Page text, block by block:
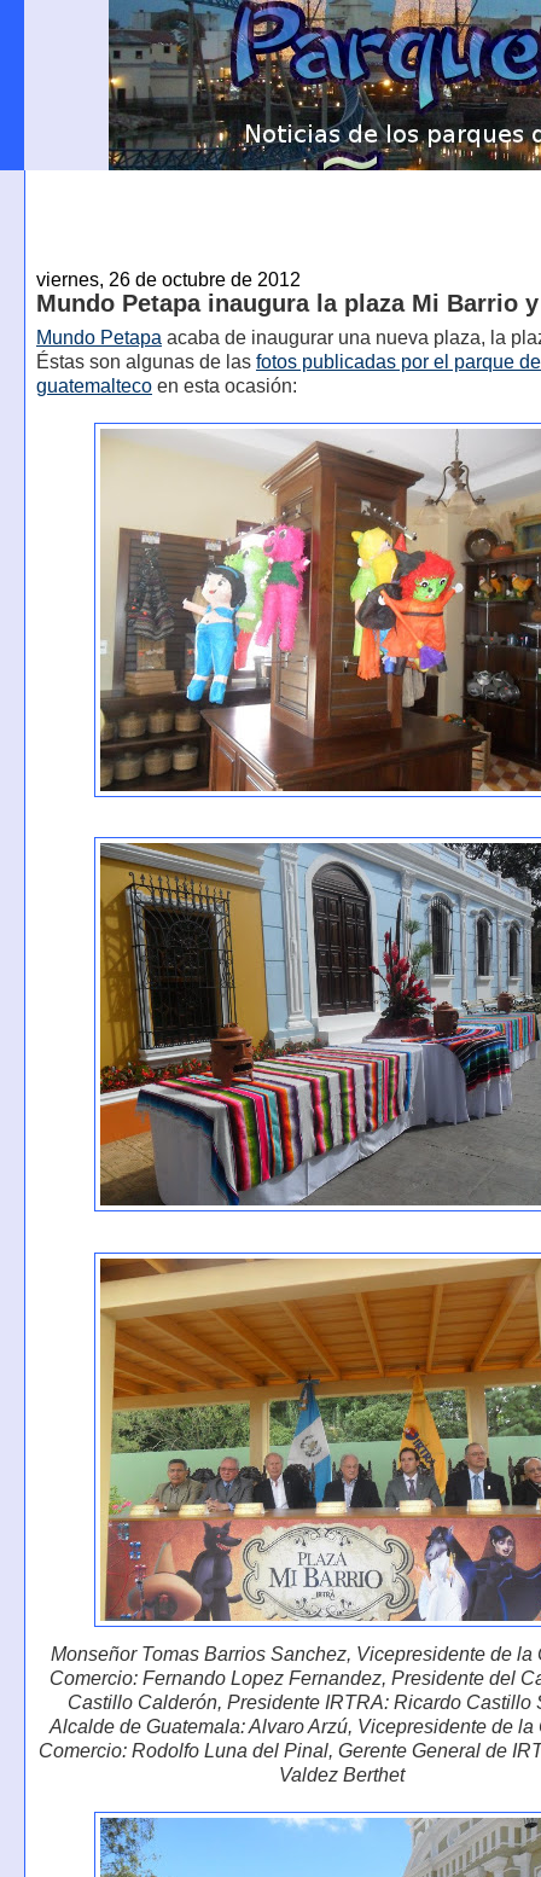
viernes, 26 de octubre de 2012
Mundo Petapa inaugura la plaza Mi Barrio
Mundo Petapa acaba de inaugurar una nueva plaza, la
Éstas son algunas de las fotos publicadas por el parque
guatemaltecoen esta ocasión:
Monseñor Tomas Barrios Sanchez, Vicepresidente de la
Comercio: Fernando Lopez Fernandez, Presidente del
Castillo Calderón, Presidente IRTRA: Ricardo Castillo
Alcalde de Guatemala: Alvaro Arzú, Vicepresidente de la
Comercio: Rodolfo Luna del Pinal, Gerente General de
Valdez Berthet